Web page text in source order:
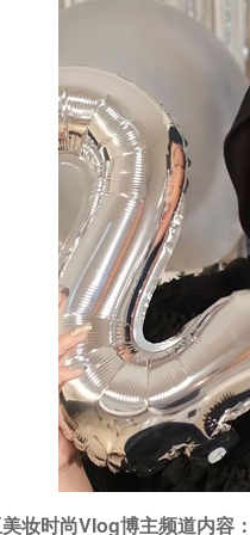
妆时尚Vlog博主频道内容